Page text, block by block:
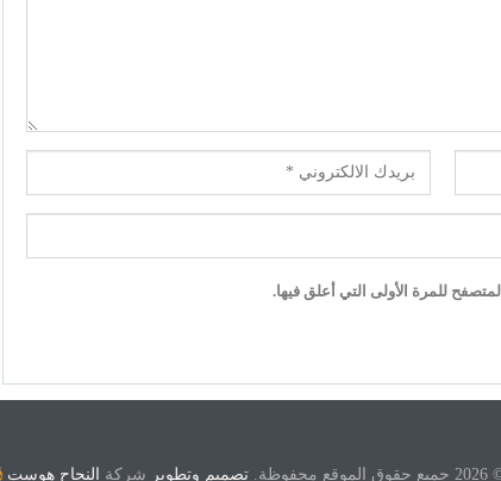
للمرة الأولى التي أعلق فيها.
تصميم وتطوير شركة النجاح هوست